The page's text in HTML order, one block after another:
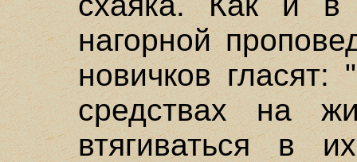
нагорной
новичков гласят:
средствах на
втягиваться в